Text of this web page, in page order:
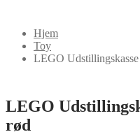
Hjem
Toy
LEGO
LEGO
rød